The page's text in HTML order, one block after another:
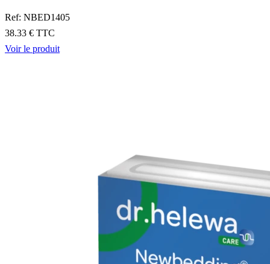
Ref: NBED1405
38.33 € TTC
Voir le produit